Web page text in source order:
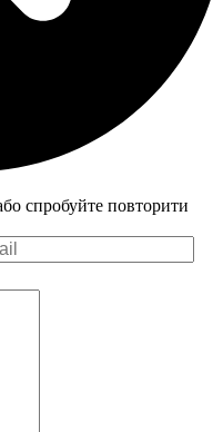
спробуйте повторити